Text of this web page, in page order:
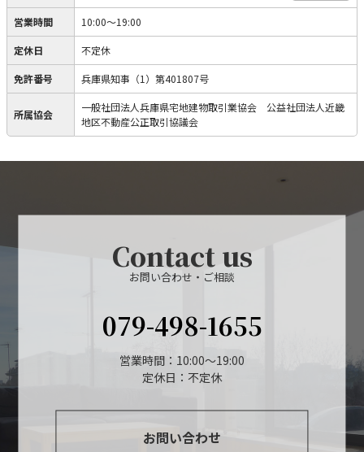
営業時間 10:00～19:00
定休日 不定休
免許番号 兵庫県知事（1）第401807号
所属協会
一般社団法人兵庫県宅地建物取引業協会 公益社団法人近畿
地区不動産公正取引協議会
Contact us
お問い合わせ・ご相談
079-498-1655
営業時間：10:00～19:00
定休日：不定休
お問い合わせ